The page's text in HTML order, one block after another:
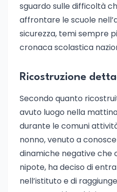
sguardo sulle difficoltà
affrontare le scuole
sicurezza, temi sempre
cronaca scolastica
Ricostruzione
Secondo quanto
avuto luogo nella
durante le comuni
nonno, venuto a
dinamiche negative che
nipote, ha deciso di
nell’istituto e di